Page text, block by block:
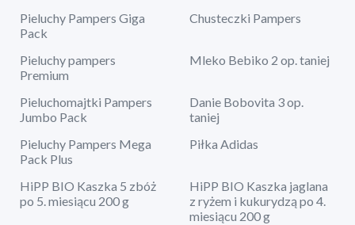
Pieluchy Pampers Giga
Pack
Chusteczki Pampers
Pieluchy pampers
Premium
Mleko Bebiko 2 op. taniej
Pieluchomajtki Pampers
Jumbo Pack
Danie Bobovita 3 op.
taniej
Pieluchy Pampers Mega
Pack Plus
Piłka Adidas
HiPP BIO Kaszka 5 zbóż
po 5. miesiącu 200 g
HiPP BIO Kaszka jaglana
z ryżem i kukurydzą po 4.
miesiącu 200 g